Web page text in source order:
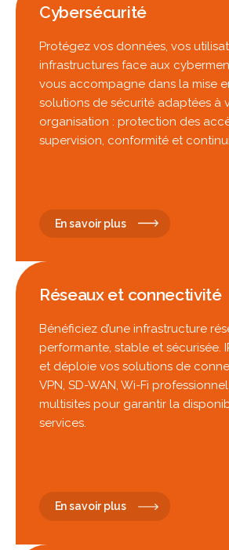
Cybersécurité
Protégez vos données, vos
infrastructures face aux
vous accompagne dans la mise
solutions de sécurité adaptées à
organisation : protection des
supervision, conformité et
En savoir plus
Réseaux et connectivité
Bénéficiez d’une infrastructure
performante, stable et sécurisée.
et déploie vos solutions de
VPN, SD-WAN, Wi-Fi
multisites pour garantir la
services.
En savoir plus